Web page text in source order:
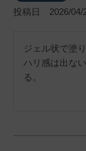
投稿日 2026/04/
ジェル状で塗
ハリ感は出な
る。